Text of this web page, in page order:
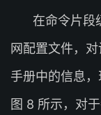
在命令片段
网配置文件，
手册中的信息
图 8 所示，对